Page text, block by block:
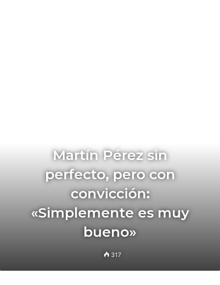
Martín Pérez sin
perfecto, pero con
convicción:
«Simplemente es muy
bueno»
317